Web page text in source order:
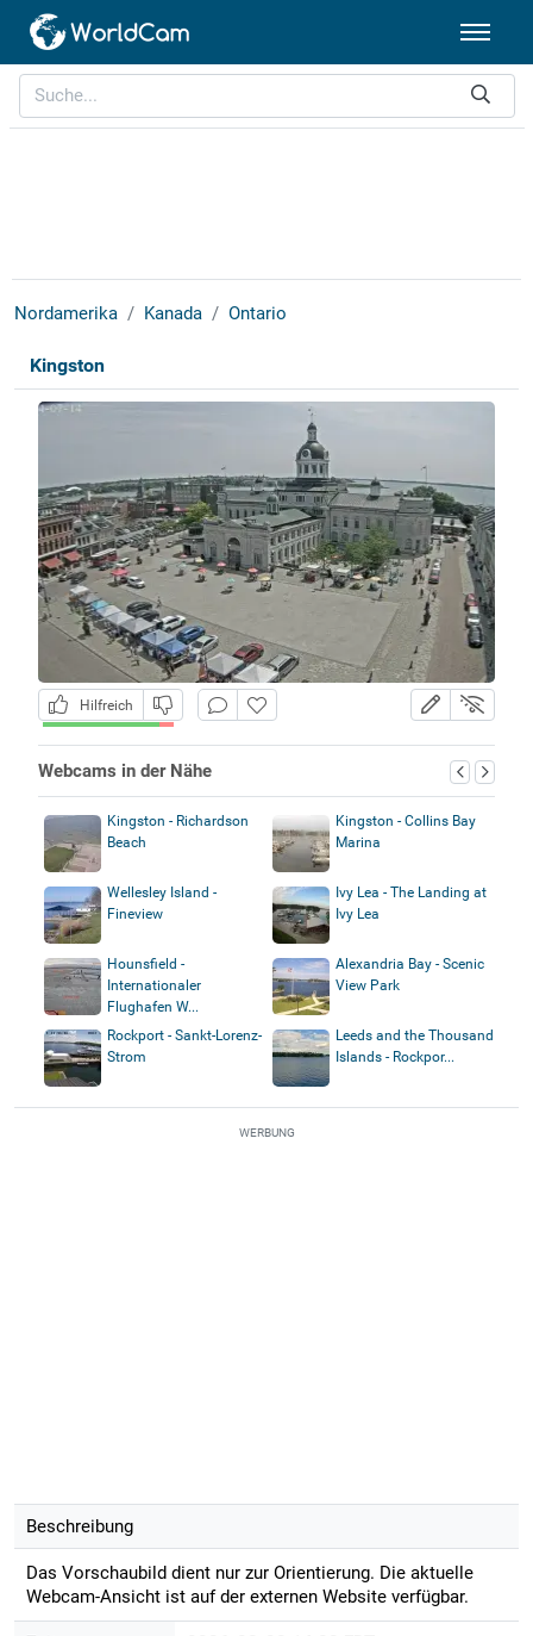
Nordamerika Kanada Ontario
Kingston
Hilfreich
Webcams in der Nähe
Kingston - Richardson
Beach
Kingston - Collins Bay
Marina
Wellesley Island -
Fineview
Ivy Lea - The Landing at
Ivy Lea
Hounsfield -
Internationaler
Flughafen W...
Alexandria Bay - Scenic
View Park
Rockport - Sankt-Lorenz-
Strom
Leeds and the Thousand
Islands - Rockpor...
WERBUNG
Beschreibung
Das Vorschaubild dient nur zur Orientierung. Die aktuelle
Webcam-Ansicht ist auf der externen Website verfügbar.